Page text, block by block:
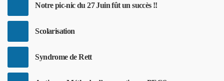
Notre pic-nic du 27 Juin fût un succès !!
Scolarisation
Syndrome de Rett